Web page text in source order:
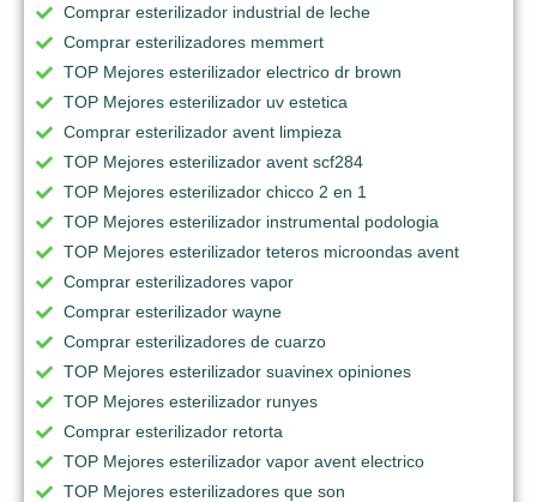
Comprar esterilizador industrial de leche
Comprar esterilizadores memmert
TOP Mejores esterilizador electrico dr brown
TOP Mejores esterilizador uv estetica
Comprar esterilizador avent limpieza
TOP Mejores esterilizador avent scf284
TOP Mejores esterilizador chicco 2 en 1
TOP Mejores esterilizador instrumental podologia
TOP Mejores esterilizador teteros microondas avent
Comprar esterilizadores vapor
Comprar esterilizador wayne
Comprar esterilizadores de cuarzo
TOP Mejores esterilizador suavinex opiniones
TOP Mejores esterilizador runyes
Comprar esterilizador retorta
TOP Mejores esterilizador vapor avent electrico
TOP Mejores esterilizadores que son